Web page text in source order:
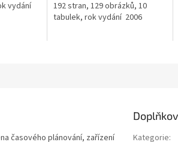
vydání
192 stran, 129 obrázků, 10
tabulek, rok vydání 2006
časového plánování, zařízení
Kategorie: